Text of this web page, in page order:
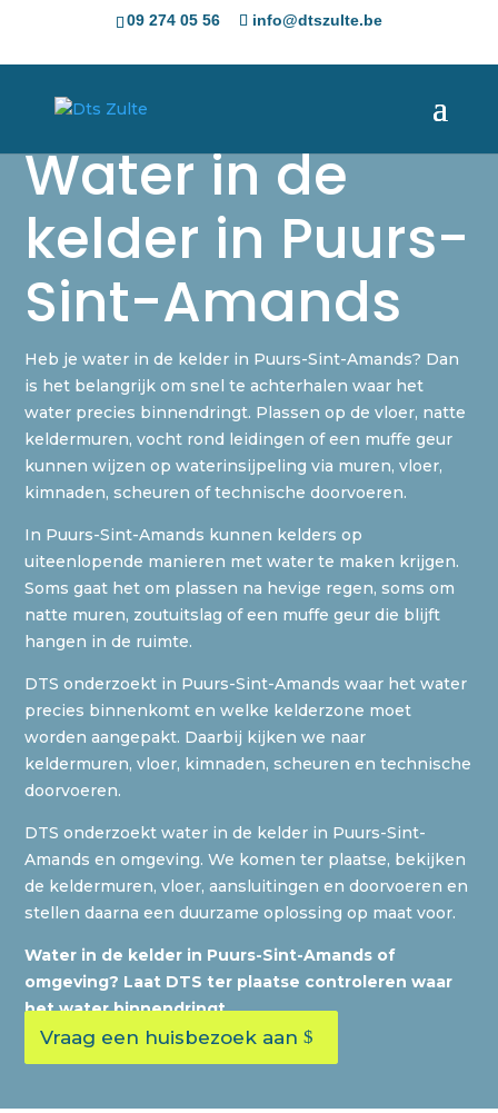
09 274 05 56 info@dtszulte.be
Water in de
kelder in Puurs-
Sint-Amands
Heb je water in de kelder in Puurs-Sint-Amands? Dan
is het belangrijk om snel te achterhalen waar het
water precies binnendringt. Plassen op de vloer, natte
keldermuren, vocht rond leidingen of een muffe geur
kunnen wijzen op waterinsijpeling via muren, vloer,
kimnaden, scheuren of technische doorvoeren.
In Puurs-Sint-Amands kunnen kelders op
uiteenlopende manieren met water te maken krijgen.
Soms gaat het om plassen na hevige regen, soms om
natte muren, zoutuitslag of een muffe geur die blijft
hangen in de ruimte.
DTS onderzoekt in Puurs-Sint-Amands waar het water
precies binnenkomt en welke kelderzone moet
worden aangepakt. Daarbij kijken we naar
keldermuren, vloer, kimnaden, scheuren en technische
doorvoeren.
DTS onderzoekt water in de kelder in Puurs-Sint-
Amands en omgeving. We komen ter plaatse, bekijken
de keldermuren, vloer, aansluitingen en doorvoeren en
stellen daarna een duurzame oplossing op maat voor.
Water in de kelder in Puurs-Sint-Amands of
omgeving? Laat DTS ter plaatse controleren waar
het water binnendringt.
Vraag een huisbezoek aan